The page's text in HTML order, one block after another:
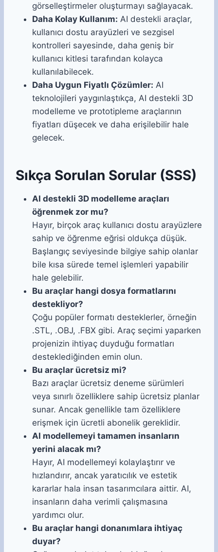
görselleştirmeler oluşturmayı sağlayacak.
Daha Kolay Kullanım: AI destekli araçlar,
kullanıcı dostu arayüzleri ve sezgisel
kontrolleri sayesinde, daha geniş bir
kullanıcı kitlesi tarafından kolayca
kullanılabilecek.
Daha Uygun Fiyatlı Çözümler: AI
teknolojileri yaygınlaştıkça, AI destekli 3D
modelleme ve prototipleme araçlarının
fiyatları düşecek ve daha erişilebilir hale
gelecek.
Sıkça Sorulan Sorular (SSS)
AI destekli 3D modelleme araçları
öğrenmek zor mu?
Hayır, birçok araç kullanıcı dostu arayüzlere
sahip ve öğrenme eğrisi oldukça düşük.
Başlangıç seviyesinde bilgiye sahip olanlar
bile kısa sürede temel işlemleri yapabilir
hale gelebilir.
Bu araçlar hangi dosya formatlarını
destekliyor?
Çoğu popüler formatı desteklerler, örneğin
.STL, .OBJ, .FBX gibi. Araç seçimi yaparken
projenizin ihtiyaç duyduğu formatları
desteklediğinden emin olun.
Bu araçlar ücretsiz mi?
Bazı araçlar ücretsiz deneme sürümleri
veya sınırlı özelliklere sahip ücretsiz planlar
sunar. Ancak genellikle tam özelliklere
erişmek için ücretli abonelik gereklidir.
AI modellemeyi tamamen insanların
yerini alacak mı?
Hayır, AI modellemeyi kolaylaştırır ve
hızlandırır, ancak yaratıcılık ve estetik
kararlar hala insan tasarımcılara aittir. AI,
insanların daha verimli çalışmasına
yardımcı olur.
Bu araçlar hangi donanımlara ihtiyaç
duyar?